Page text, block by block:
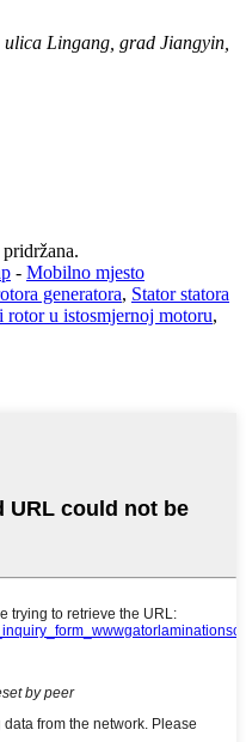
ulica Lingang, grad Jiangyin,
- Mobilno mjesto
generatora, Stator statora
rotor u istosmjernoj motoru,